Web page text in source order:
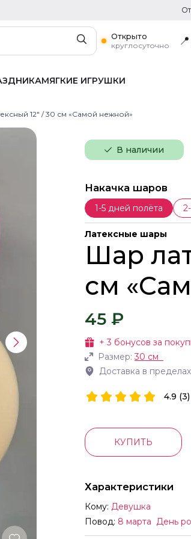
Открыто
круглосуточно
📍
МЯГКИЕ ИГРУШКИ
12" / 30 см «Самой нежной»
В наличии
Накачка шаров
1-5 дней полёта
Латексные шары
Шар
см
45 ₽
+3 бонусов за
Размер:30 см
Доставка в пределах
4.9 (3)
КУПИТЬ
Характеристики
Кому: Девушка
Повод: 8 марта День